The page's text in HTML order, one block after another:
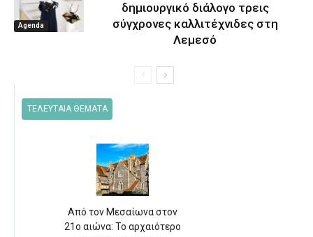
Agenda
δημιουργικό διάλογο τρεις
σύγχρονες καλλιτέχνιδες στη
Λεμεσό
ΤΕΛΕΥΤΑΙΑ ΘΕΜΑΤΑ
Από τον Μεσαίωνα στον
21ο αιώνα: Το αρχαιότερο